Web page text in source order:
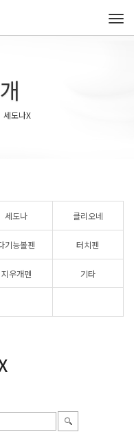
세도나X
세도나 클리오네
기능볼펜 터치펜
지우개펜 기타